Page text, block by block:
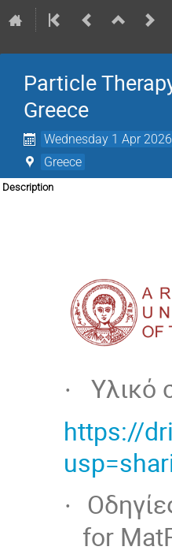
Particle
Greece
Wednesday 1 Apr
Greece
Description
·
Υλικό
https://
·
for